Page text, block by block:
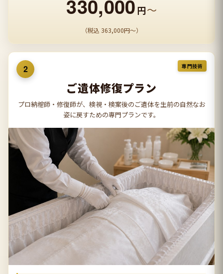
330,000円〜
（税込 363,000円〜）
2 専門技術
ご遺体修復プラン
プロ納棺師・修復師が、検視・検案後のご遺体を生前の自然なお
姿に戻すための専門プランです。